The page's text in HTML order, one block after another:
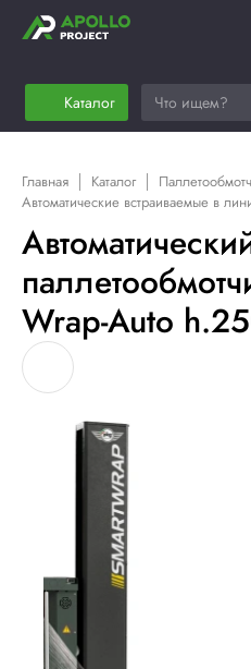
Каталог
Главная Каталог
Автоматические встраиваемые в
Wrap-Auto